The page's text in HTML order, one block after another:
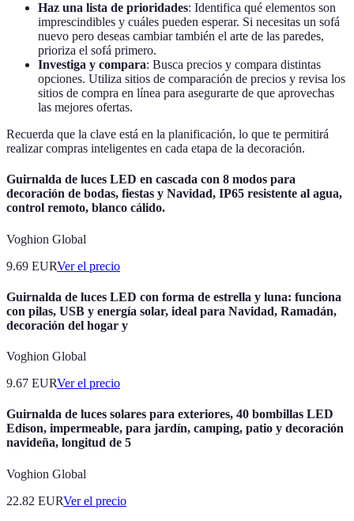
Haz una lista de prioridades: Identifica qué elementos son
imprescindibles y cuáles pueden esperar. Si necesitas un sofá
nuevo pero deseas cambiar también el arte de las paredes,
prioriza el sofá primero.
Investiga y compara: Busca precios y compara distintas
opciones. Utiliza sitios de comparación de precios y revisa los
sitios de compra en línea para asegurarte de que aprovechas
las mejores ofertas.
Recuerda que la clave está en la planificación, lo que te permitirá
realizar compras inteligentes en cada etapa de la decoración.
Guirnalda de luces LED en cascada con 8 modos para
decoración de bodas, fiestas y Navidad, IP65 resistente al agua,
control remoto, blanco cálido.
Voghion Global
9.69 EURVer el precio
Guirnalda de luces LED con forma de estrella y luna: funciona
con pilas, USB y energía solar, ideal para Navidad, Ramadán,
decoración del hogar y
Voghion Global
9.67 EURVer el precio
Guirnalda de luces solares para exteriores, 40 bombillas LED
Edison, impermeable, para jardín, camping, patio y decoración
navideña, longitud de 5
Voghion Global
22.82 EURVer el precio